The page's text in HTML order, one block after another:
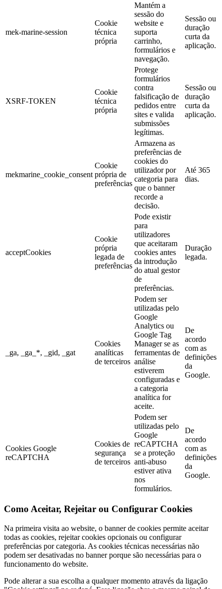
mek-marine-session
Cookie
técnica
própria
Mantém a
sessão do
website e
suporta
carrinho,
formulários e
navegação.
Sessão ou
duração
curta da
aplicação.
XSRF-TOKEN
Cookie
técnica
própria
Protege
formulários
contra
falsificação de
pedidos entre
sites e valida
submissões
legítimas.
Sessão ou
duração
curta da
aplicação.
mekmarine_cookie_consent
Cookie
própria de
preferências
Armazena as
preferências de
cookies do
utilizador por
categoria para
que o banner
recorde a
decisão.
Até 365
dias.
acceptCookies
Cookie
própria
legada de
preferências
Pode existir
para
utilizadores
que aceitaram
cookies antes
da introdução
do atual gestor
de
preferências.
Duração
legada.
_ga, _ga_*, _gid, _gat
Cookies
analíticas
de terceiros
Podem ser
utilizadas pelo
Google
Analytics ou
Google Tag
Manager se as
ferramentas de
análise
estiverem
configuradas e
a categoria
analítica for
aceite.
De
acordo
com as
definições
da
Google.
Cookies Google
reCAPTCHA
Cookies de
segurança
de terceiros
Podem ser
utilizadas pelo
Google
reCAPTCHA
se a proteção
anti-abuso
estiver ativa
nos
formulários.
De
acordo
com as
definições
da
Google.
Como Aceitar, Rejeitar ou Configurar Cookies
Na primeira visita ao website, o banner de cookies permite aceitar
todas as cookies, rejeitar cookies opcionais ou configurar
preferências por categoria. As cookies técnicas necessárias não
podem ser desativadas no banner porque são necessárias para o
funcionamento do website.
Pode alterar a sua escolha a qualquer momento através da ligação